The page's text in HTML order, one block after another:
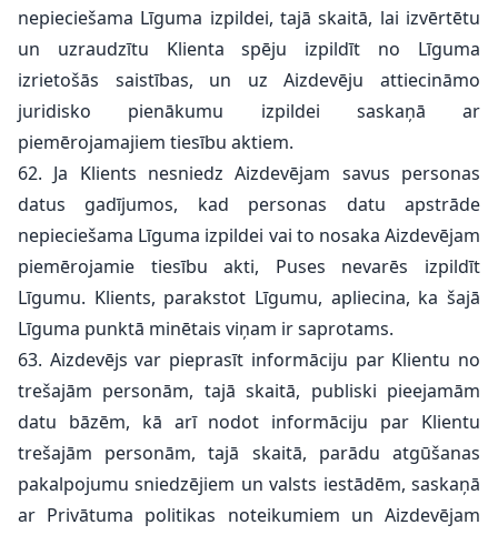
nepieciešama Līguma izpildei, tajā skaitā, lai izvērtētu
un uzraudzītu Klienta spēju izpildīt no Līguma
izrietošās saistības, un uz Aizdevēju attiecināmo
juridisko pienākumu izpildei saskaņā ar
piemērojamajiem tiesību aktiem.
62. Ja Klients nesniedz Aizdevējam savus personas
datus gadījumos, kad personas datu apstrāde
nepieciešama Līguma izpildei vai to nosaka Aizdevējam
piemērojamie tiesību akti, Puses nevarēs izpildīt
Līgumu. Klients, parakstot Līgumu, apliecina, ka šajā
Līguma punktā minētais viņam ir saprotams.
63. Aizdevējs var pieprasīt informāciju par Klientu no
trešajām personām, tajā skaitā, publiski pieejamām
datu bāzēm, kā arī nodot informāciju par Klientu
trešajām personām, tajā skaitā, parādu atgūšanas
pakalpojumu sniedzējiem un valsts iestādēm, saskaņā
ar Privātuma politikas noteikumiem un Aizdevējam